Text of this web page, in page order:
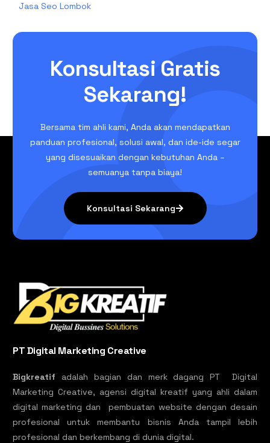
Jasa Seo Lombok
Konsultasi Gratis
Sekarang!
Bersama tim ahli kami, Anda akan mendapatkan
panduan profesional, solusi awal, dan ide-ide segar
yang disesuaikan dengan kebutuhan Anda –
semuanya tanpa biaya!
Konsultasi Sekarang
PT Digital Marketing Creative
Bigkreatif adalah bagian dan merk dagang PT Digital
Marketing Creative, agensi digital kreatif yang ahli dalam
digital marketing dan pembuatan website dengan desain
profesional untuk membantu bisnis Anda tampil lebih
profesional dan berkembang di dunia digital.